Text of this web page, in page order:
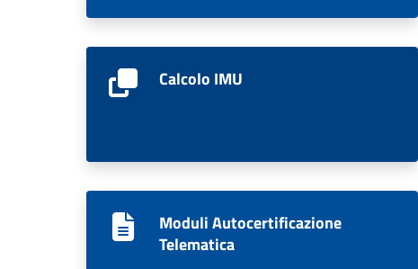
Calcolo IMU
Moduli Autocertificazione
Telematica